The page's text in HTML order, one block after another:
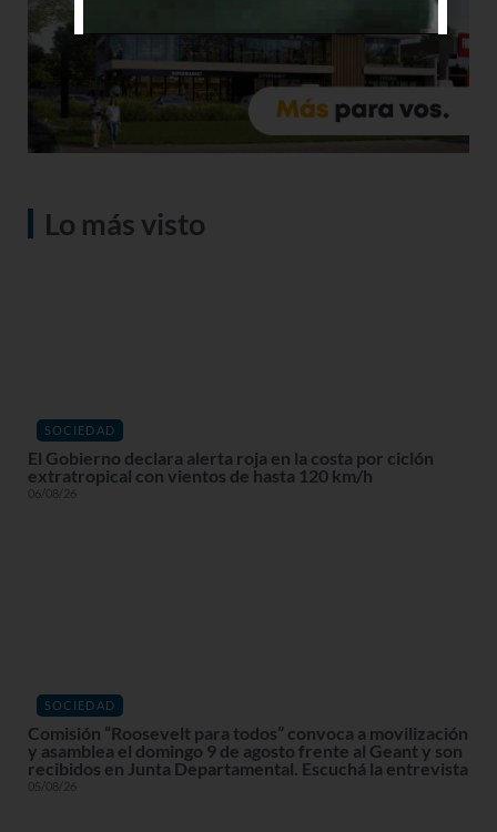
Lo más visto
SOCIEDAD
El Gobierno declara alerta roja en la costa por ciclón
extratropical con vientos de hasta 120 km/h
06/08/26
SOCIEDAD
Comisión “Roosevelt para todos” convoca a movilización
y asamblea el domingo 9 de agosto frente al Geant y son
recibidos en Junta Departamental. Escuchá la entrevista
05/08/26